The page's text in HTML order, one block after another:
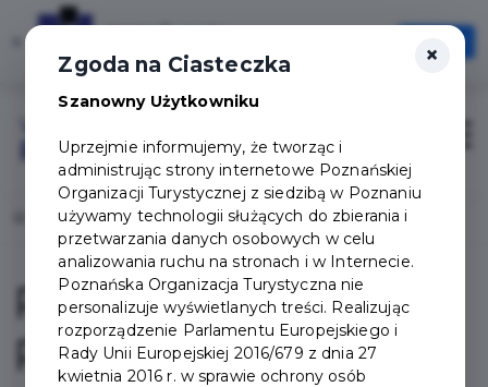
Szybciej, wygodniej, zawsze pod ręką
Otwórz
Login/Rejestracja
Home Pakiety Pakiet Dookoła Poznania
Pakiet Dookoła
Poznania
×
Zgoda na Ciasteczka
Szanowny Użytkowniku
Uprzejmie informujemy, że tworząc i
administrując strony internetowe Poznańskiej
Organizacji Turystycznej z siedzibą w Poznaniu
używamy technologii służących do zbierania i
przetwarzania danych osobowych w celu
analizowania ruchu na stronach i w Internecie.
Poznańska Organizacja Turystyczna nie
personalizuje wyświetlanych treści. Realizując
rozporządzenie Parlamentu Europejskiego i
Rady Unii Europejskiej 2016/679 z dnia 27
kwietnia 2016 r. w sprawie ochrony osób